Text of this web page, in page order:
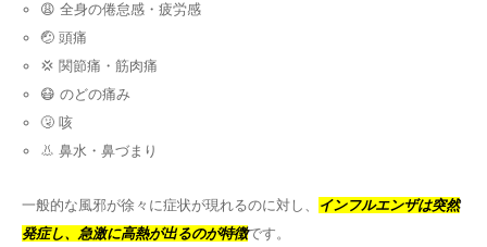
😩 全身の倦怠感・疲労感
🤕 頭痛
💢 関節痛・筋肉痛
😷 のどの痛み
🤧 咳
👃 鼻水・鼻づまり
一般的な風邪が徐々に症状が現れるのに対し、
インフルエンザは突然
発症し、急激に高熱が出るのが特徴です。